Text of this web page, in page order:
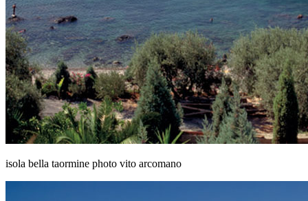
isola bella taormine photo vito arcomano